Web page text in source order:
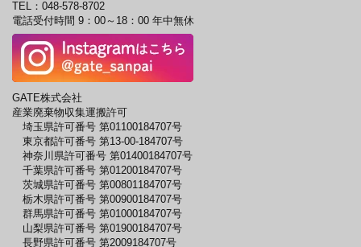
TEL： 048-578-8702
電話受付時間 9：00～18：00 年中無休
GATE株式会社
産業廃棄物収集運搬許可
埼玉県許可番号 第01100184707号
東京都許可番号 第13-00-184707号
神奈川県許可番号 第01400184707号
千葉県許可番号 第01200184707号
茨城県許可番号 第00801184707号
栃木県許可番号 第00900184707号
群馬県許可番号 第01000184707号
山梨県許可番号 第01900184707号
長野県許可番号 第2009184707号